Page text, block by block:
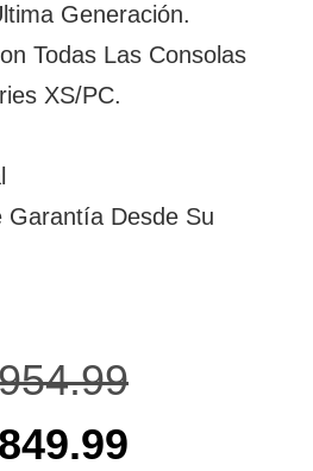
Generación.
Todas Las Consolas
XS/PC.
Garantía Desde Su
849.99